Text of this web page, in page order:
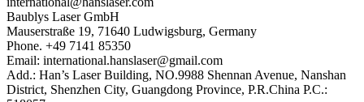
Baublys Laser GmbH
Mauserstraße 19, 71640 Ludwigsburg, Germany
Phone. +49 7141 85350
Email: international.hanslaser@gmail.com
Add.: Han’s Laser Building, NO.9988 Shennan Avenue, Nanshan
District, Shenzhen City, Guangdong Province, P.R.China P.C.: